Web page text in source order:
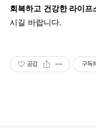
회복하고 건강한 라이
시길 바랍니다.
공감 구독